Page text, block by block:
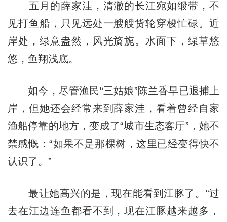
五月的薛家洼，清澈的长江宛如缎带，不
见打鱼船，只见远处一艘艘货轮穿梭忙碌。近
岸处，绿意盎然，风光旖旎。水面下，绿草悠
悠，鱼翔浅底。
如今，尽管渔民“三姑娘”陈兰香早已退捕上
岸，但她还会经常来到薛家洼，看着曾经自家
渔船停靠的地方，变成了“城市生态客厅”，她不
禁感慨：“如果不是那棵树，这里已经变得快不
认识了。”
最让她高兴的是，现在能看到江豚了。“过
去在江边连鱼都看不到，现在江豚越来越多，